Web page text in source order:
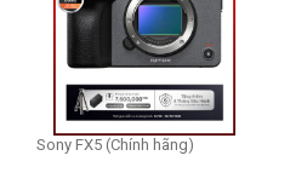
Sony FX5 (Chính hãng)